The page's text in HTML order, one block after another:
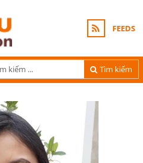
FEEDS
Tìm kiếm